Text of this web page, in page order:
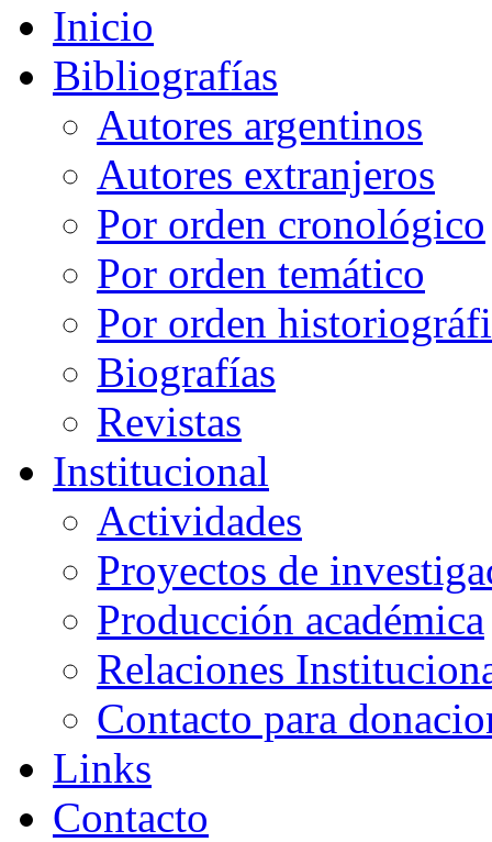
Inicio
Bibliografías
Autores argentinos
Autores extranjeros
Por orden cronológico
Por orden temático
Por orden
Biografías
Revistas
Institucional
Actividades
Proyectos de
Producción académica
Relaciones
Contacto para
Links
Contacto